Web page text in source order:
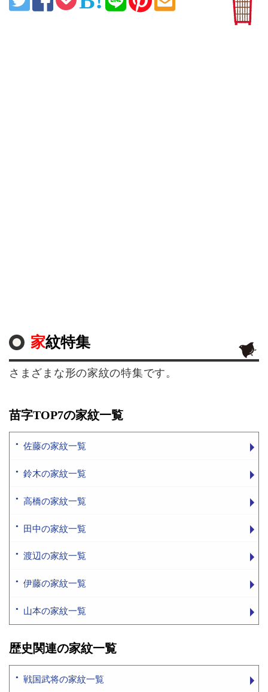
家紋特集
さまざまな形の家紋の特集です。
苗字TOP7の家紋一覧
佐藤の家紋一覧
鈴木の家紋一覧
高橋の家紋一覧
田中の家紋一覧
渡辺の家紋一覧
伊藤の家紋一覧
山本の家紋一覧
歴史関連の家紋一覧
戦国武将の家紋一覧